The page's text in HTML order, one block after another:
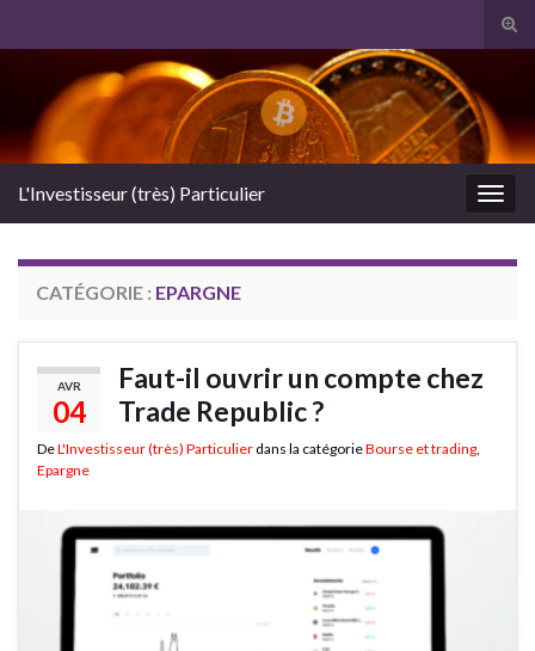
Search for:
L'Investisseur (très) Particulier
CATÉGORIE : EPARGNE
AVR
04
Faut-il ouvrir un compte chez
Trade Republic ?
DeL'Investisseur (très) Particulier dans la catégorieBourse et trading
Epargne